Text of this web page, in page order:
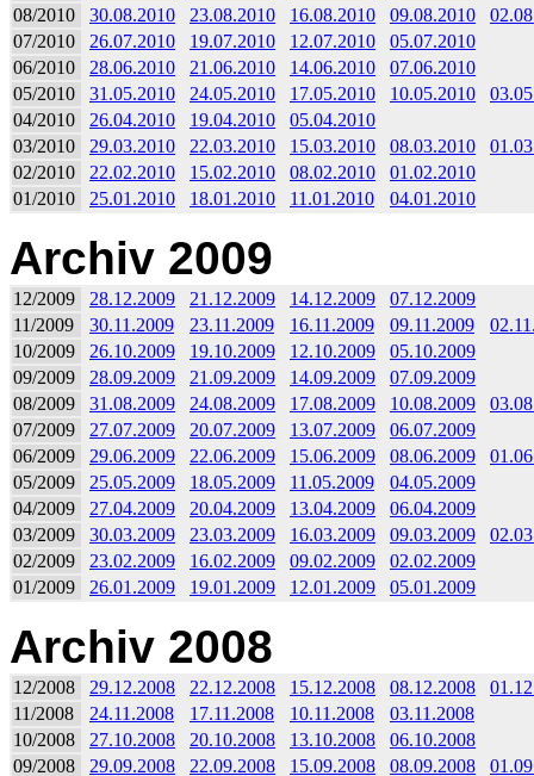
08/2010
30.08.2010 23.08.2010 16.08.2010 09.08.2010
07/2010
26.07.2010 19.07.2010 12.07.2010
05.07.2010
06/2010
28.06.2010 21.06.2010 14.06.2010
07.06.2010
05/2010
31.05.2010 24.05.2010 17.05.2010 10.05.2010
04/2010
26.04.2010 19.04.2010
05.04.2010
03/2010
29.03.2010 22.03.2010 15.03.2010 08.03.2010
02/2010
22.02.2010 15.02.2010 08.02.2010
01.02.2010
01/2010
25.01.2010 18.01.2010 11.01.2010 04.01.2010
Archiv 2009
12/2009 28.12.2009 21.12.2009 14.12.2009
07.12.2009
11/2009
30.11.2009 23.11.2009 16.11.2009 09.11.2009
10/2009
26.10.2009 19.10.2009 12.10.2009
05.10.2009
09/2009
28.09.2009 21.09.2009 14.09.2009
07.09.2009
08/2009
31.08.2009 24.08.2009 17.08.2009 10.08.2009
07/2009
27.07.2009 20.07.2009 13.07.2009
06.07.2009
06/2009
29.06.2009 22.06.2009 15.06.2009 08.06.2009
05/2009
25.05.2009 18.05.2009 11.05.2009
04.05.2009
04/2009
27.04.2009 20.04.2009 13.04.2009
06.04.2009
03/2009
30.03.2009 23.03.2009 16.03.2009 09.03.2009
02/2009
23.02.2009 16.02.2009 09.02.2009
02.02.2009
01/2009
26.01.2009 19.01.2009 12.01.2009 05.01.2009
Archiv 2008
12/2008 29.12.2008 22.12.2008 15.12.2008 08.12.2008
11/2008
24.11.2008 17.11.2008 10.11.2008
03.11.2008
10/2008
27.10.2008 20.10.2008 13.10.2008
06.10.2008
09/2008
29.09.2008 22.09.2008 15.09.2008 08.09.2008